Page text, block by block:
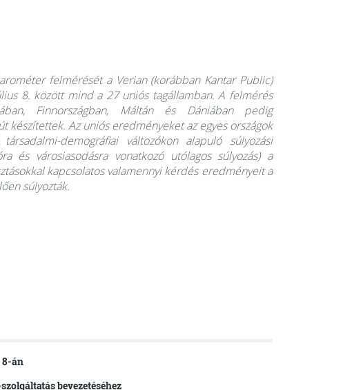
felmérését a Verian (korábban Kantar Public)
8. között mind a 27 uniós tagállamban. A felmérés
Finnországban, Máltán és Dániában pedig
készítettek. Az uniós eredményeket az egyes országok
demográfiai változókon alapuló súlyozási
és városiasodásra vonatkozó utólagos súlyozás) a
kapcsolatos valamennyi kérdés eredményeit a
súlyozták.
8-án
bevezetéséhez